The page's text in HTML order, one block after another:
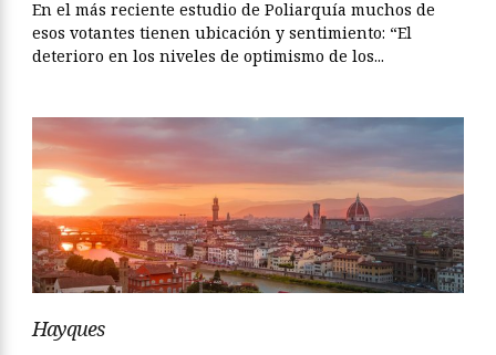
En el más reciente estudio de Poliarquía muchos de
esos votantes tienen ubicación y sentimiento: “El
deterioro en los niveles de optimismo de los...
Hayques